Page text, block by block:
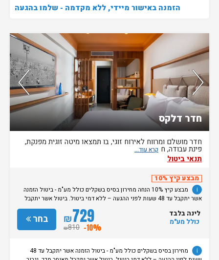
הזמנה באישור מיידי, ללא מקדמה - שלמו בהגעה
חדר דלקס
חדר מושלם ומרווח לאירוח זוגי, בו תמצאו מיטה זוגית מפנקת,
פינת עבודה, ח
תנאי ביטול
מבצע קיץ 10%
i
מבצע קיץ 10% הנחה מחירון בסיס בשקלים כולל מע"מ - ביטול הזמנה
אשר יתקבל עד 48 שעות לפני ההגעה – ללא דמי ביטול. ביטול אשר יתקבל
מאוחר מכך, יגרור חיוב בסך 50% מעלות ההזמנה. אי הגעה ללא כל הודעה
מוקדמת תגרור חיוב בסך 100% מעלות ההזמנה. מדיניות קבלת/עזיבת חדרים:
שעת קבלת החדרים הינה החל מהשעה 15:00. בימי שבת / חג: קבלת חדרים
החל מצאת השבת/החג. שעת עזיבת חדרים בכל ימות השבוע עד השעה 11:00.
בחר ₪729
₪810 -10%
לינה בלבד
כולל מע"מ
i
מחירון בסיס בשקלים כולל מע"מ - ביטול הזמנה אשר יתקבל עד 48